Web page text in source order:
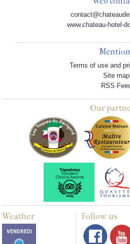
www.chateau-hotel-
Terms of use and
Site map
RSS
Our
Weather Follow us